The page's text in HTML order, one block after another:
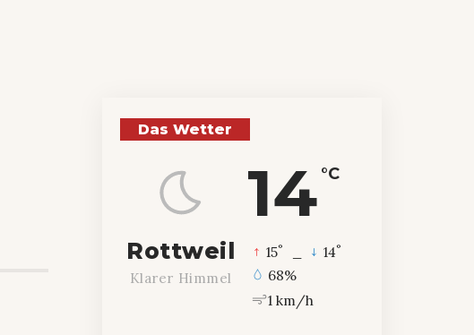
Das Wetter
14 °C
Rottweil
Klarer Himmel
15° 14°
68%
1 km/h